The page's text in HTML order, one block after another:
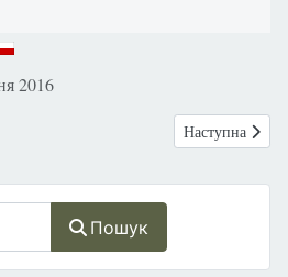
Пошук
2016
вийдуть на вулицю на підтримку
Наступна
Наступна